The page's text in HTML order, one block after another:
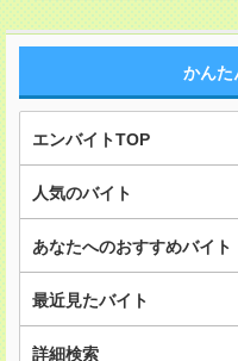
かんた
エンバイトTOP
人気のバイト
あなたへのおすすめバイト
最近見たバイト
詳細検索